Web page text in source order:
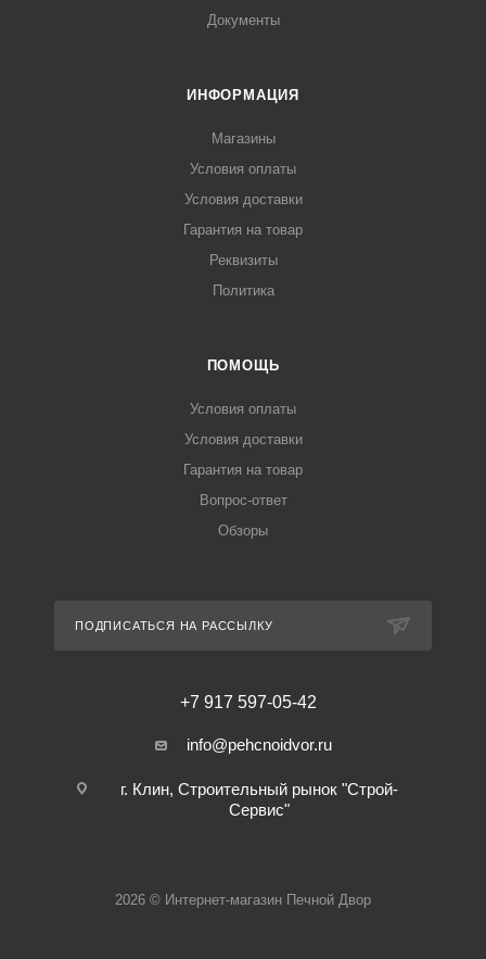
Документы
ИНФОРМАЦИЯ
Магазины
Условия оплаты
Условия доставки
Гарантия на товар
Реквизиты
Политика
ПОМОЩЬ
Условия оплаты
Условия доставки
Гарантия на товар
Вопрос-ответ
Обзоры
ПОДПИСАТЬСЯ НА РАССЫЛКУ
+7 917 597-05-42
info@pehcnoidvor.ru
г. Клин, Строительный рынок "Строй-
Сервис"
2026 © Интернет-магазин Печной Двор